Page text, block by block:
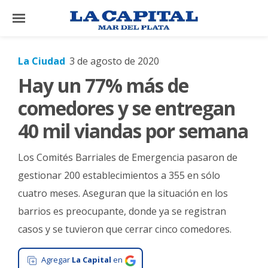
×
El
El
Mundo
La
Zona
Cultura
Tecnología
Gastronomía
Salud
La Ciudad 3 de agosto de 2020
Hay un 77% más de
comedores y se entregan
40 mil viandas por semana
Los Comités Barriales de Emergencia pasaron de
gestionar 200 establecimientos a 355 en sólo
cuatro meses. Aseguran que la situación en los
barrios es preocupante, donde ya se registran
casos y se tuvieron que cerrar cinco comedores.
Agregar La Capital en